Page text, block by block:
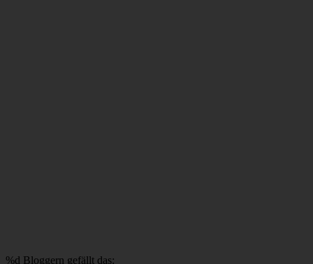
%d Bloggern gefällt das: